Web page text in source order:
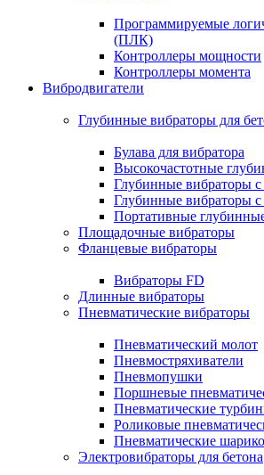
Программируемые
(ПЛК)
Контроллеры мощности
Контроллеры момента
Вибродвигатели
Глубинные вибраторы для
Булава для вибратора
Высокочастотные
Глубинные вибраторы с
Глубинные вибраторы
Портативные
Площадочные вибраторы
Фланцевые вибраторы
Вибраторы FD
Длинные вибраторы
Пневматические вибраторы
Пневматический молот
Пневмостряхиватели
Пневмопушки
Поршневые
Пневматические
Роликовые
Пневматические
Электровибраторы для бетона